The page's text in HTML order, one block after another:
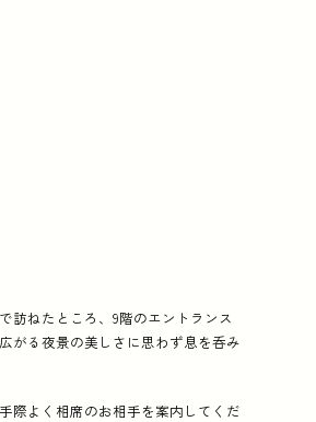
訪ねたところ、9階のエントランス
がる夜景の美しさに思わず息を呑み
際よく相席のお相手を案内してくだ